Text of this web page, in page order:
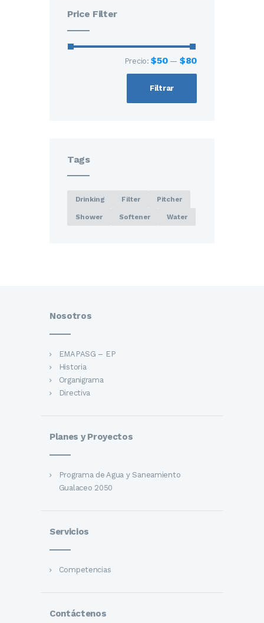
Price Filter
Filtrar
Precio:$50— $80
Tags
Drinking Filter Pitcher
Shower Softener Water
Nosotros
EMAPASG – EP
Historia
Organigrama
Directiva
Planes y Proyectos
Programa de Agua y Saneamiento
Gualaceo 2050
Servicios
Competencias
Contáctenos